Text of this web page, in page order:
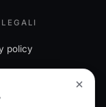
policy